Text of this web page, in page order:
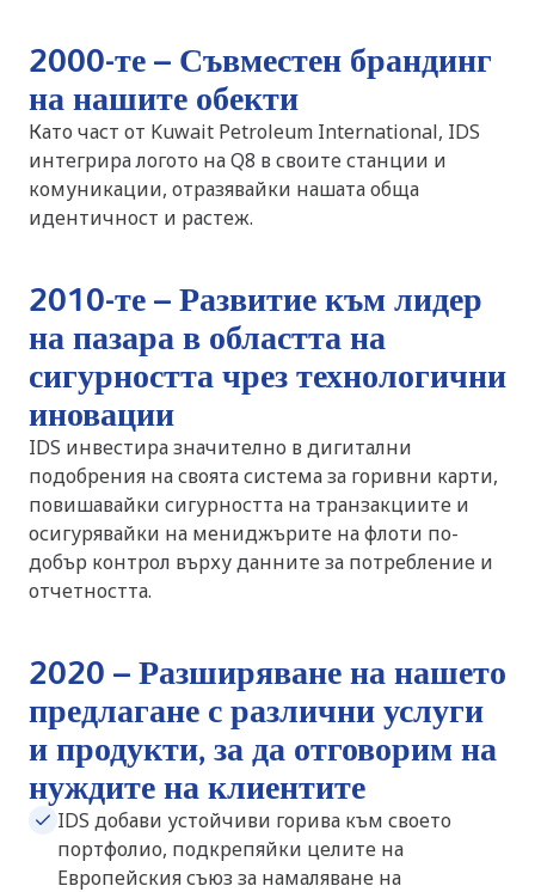
2000-те – Съвместен брандинг
на нашите обекти
Като част от Kuwait Petroleum International, IDS
интегрира логото на Q8 в своите станции и
комуникации, отразявайки нашата обща
идентичност и растеж.
2010-те – Развитие към лидер
на пазара в областта на
сигурността чрез технологични
иновации
IDS инвестира значително в дигитални
подобрения на своята система за горивни карти,
повишавайки сигурността на транзакциите и
осигурявайки на мениджърите на флоти по-
добър контрол върху данните за потребление и
отчетността.
2020 – Разширяване на нашето
предлагане с различни услуги
и продукти, за да отговорим на
нуждите на клиентите
IDS добави устойчиви горива към своето
портфолио, подкрепяйки целите на
Европейския съюз за намаляване на